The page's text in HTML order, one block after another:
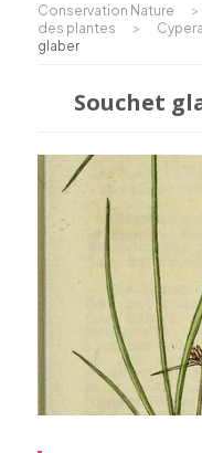
Conservation Nature >
des plantes
>
glaber
Souchet